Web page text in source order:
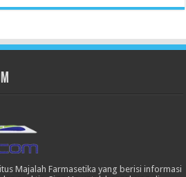
Majalah Farmasetika yang berisi informasi